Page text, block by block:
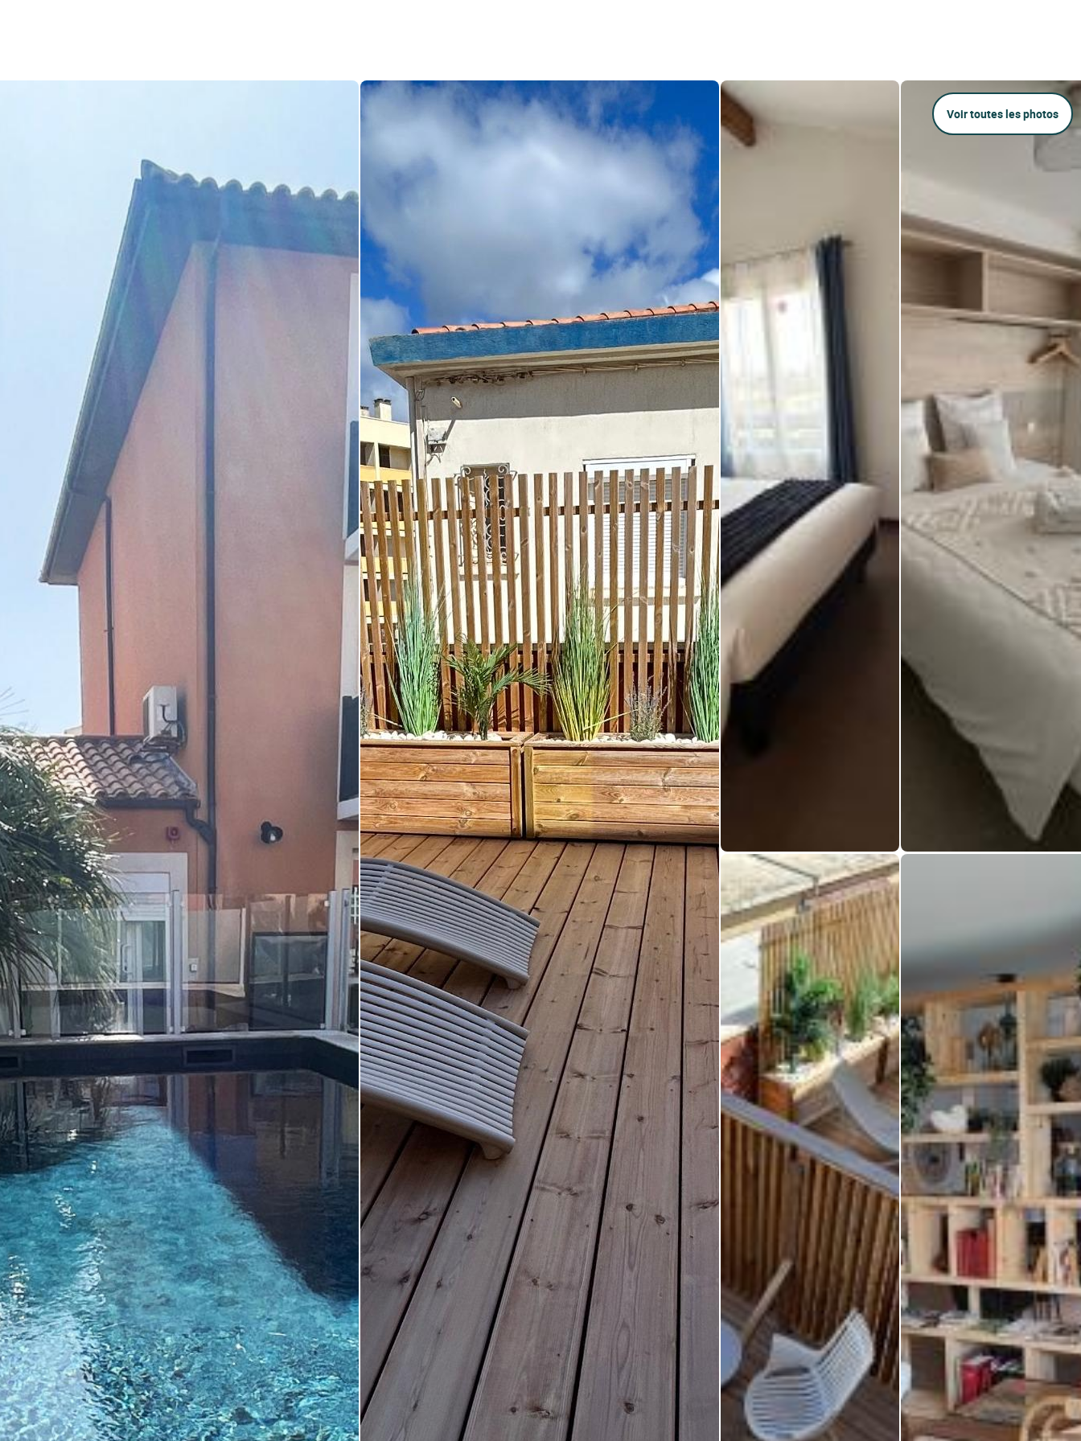
Voir toutes les photos